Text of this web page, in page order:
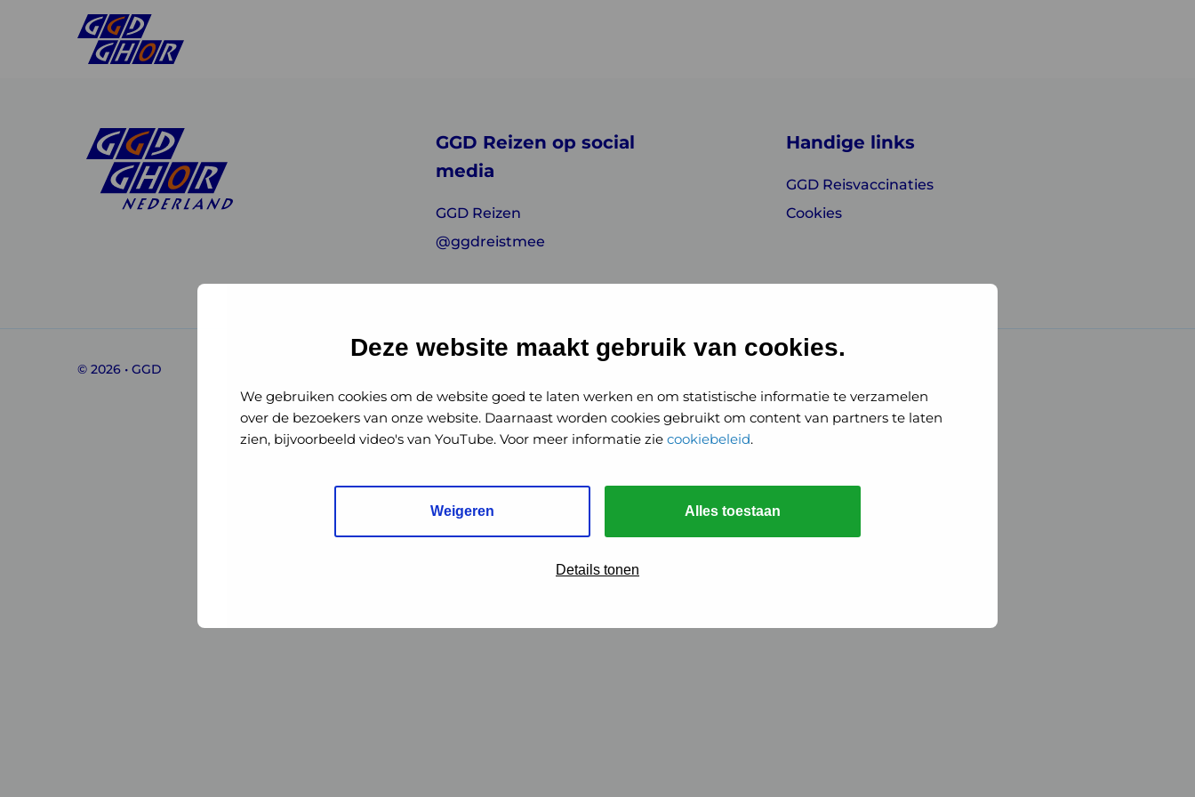
Deze website maakt gebruik van cookies.
We gebruiken cookies om de website goed te laten werken en om statistische informatie te verzamelen
over de bezoekers van onze website. Daarnaast worden cookies gebruikt om content van partners te laten
zien, bijvoorbeeld video's van YouTube. Voor meer informatie zie cookiebeleid.
Weigeren Alles toestaan
Details tonen
GHORGHOR
Nederland
GGD Reizen op social
media
GGD Reizen
@ggdreistmee
Handige links
GGD Reisvaccinaties
Cookies
© 2026 • GGD